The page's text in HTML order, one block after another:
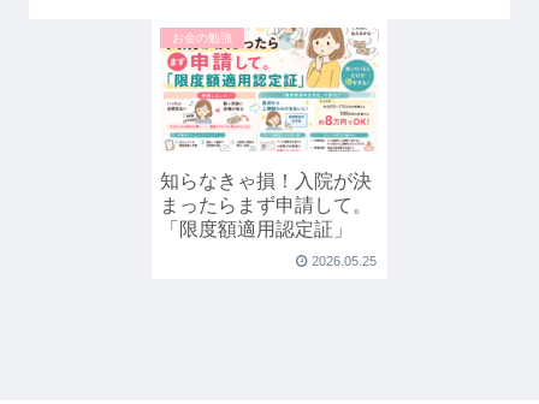
お金の勉強
知らなきゃ損！入院が決
まったらまず申請して。
「限度額適用認定証」
2026.05.25